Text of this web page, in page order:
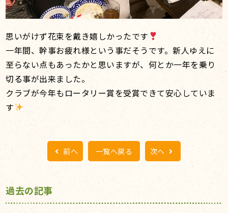
思いがけず花束を戴き嬉しかったです
一年間、幹事お疲れ様という事だそうです。新人ゆえに
至らない点もあったかと思いますが、何とか一年を乗り
切る事が出来ました。
クラブが今年もロータリー賞を受賞できて安心していま
す
前へ 一覧へ戻る 次へ
過去の記事